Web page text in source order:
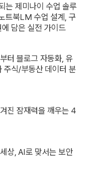
는 제미나이 수업 솔루
트북LM 수업 설계, 구
담은 실전 가이드
터 블로그 자동화, 유
주식/부동산 데이터 분
진 잠재력을 깨우는 4
상, AI로 맞서는 보안